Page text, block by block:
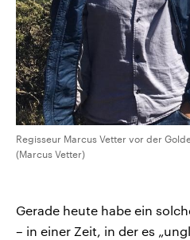
Regisseur Marcus Vetter vor der
(Marcus Vetter)
Gerade heute habe ein
– in einer Zeit, in der es